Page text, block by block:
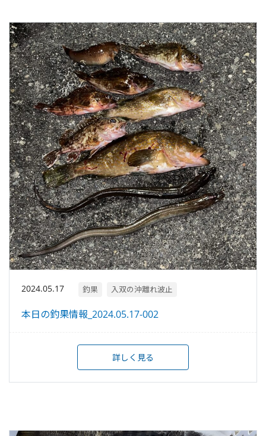
2024.05.17 釣果 入双の沖離れ波止
本日の釣果情報_2024.05.17-002
詳しく見る